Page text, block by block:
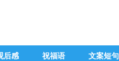
后感 祝福语 文案短句